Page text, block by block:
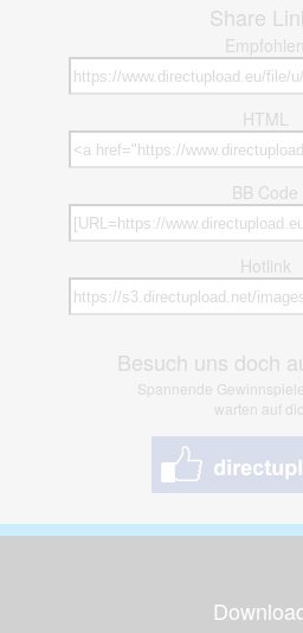
Share
Empfohlen
HTML
BB Code
Hotlink
Besuch uns doch
Spannende
warten auf